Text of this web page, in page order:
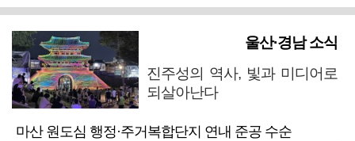
울산·경남 소식
진주성의 역사, 빛과 미디어로
되살아난다
마산 원도심 행정·주거복합단지 연내 준공 수순